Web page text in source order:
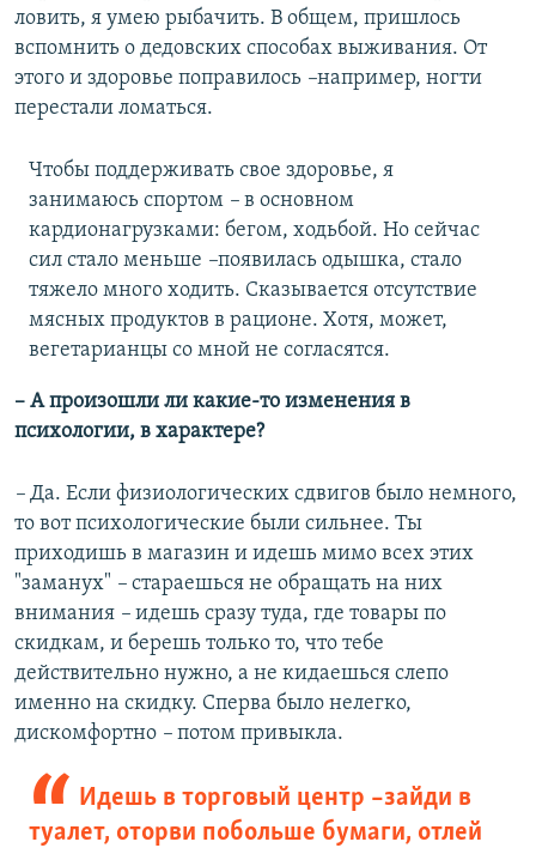
ловить, я умею рыбачить. В общем, пришлось
вспомнить о дедовских способах выживания. От
этого и здоровье поправилось –например, ногти
перестали ломаться.
Чтобы поддерживать свое здоровье, я
занимаюсь спортом – в основном
кардионагрузками: бегом, ходьбой. Но сейчас
сил стало меньше –появилась одышка, стало
тяжело много ходить. Сказывается отсутствие
мясных продуктов в рационе. Хотя, может,
вегетарианцы со мной не согласятся.
– А произошли ли какие-то изменения в
психологии, в характере?
– Да. Если физиологических сдвигов было немного,
то вот психологические были сильнее. Ты
приходишь в магазин и идешь мимо всех этих
"заманух" – стараешься не обращать на них
внимания – идешь сразу туда, где товары по
скидкам, и берешь только то, что тебе
действительно нужно, а не кидаешься слепо
именно на скидку. Сперва было нелегко,
дискомфортно – потом привыкла.
Идешь в торговый центр –зайди в
туалет, оторви побольше бумаги, отлей